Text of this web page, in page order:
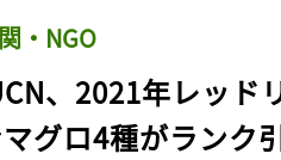
・NGO
、2021年レッ
グロ4種がランク